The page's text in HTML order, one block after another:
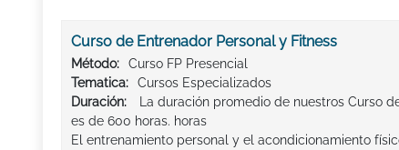
Curso de Entrenador Personal y Fitness
Método:
Curso FP Presencial
Tematica:
Cursos Especializados
Duración:
La duración promedio de nuestros Curso
es de 600 horas. horas
El entrenamiento personal y el acondicionamiento